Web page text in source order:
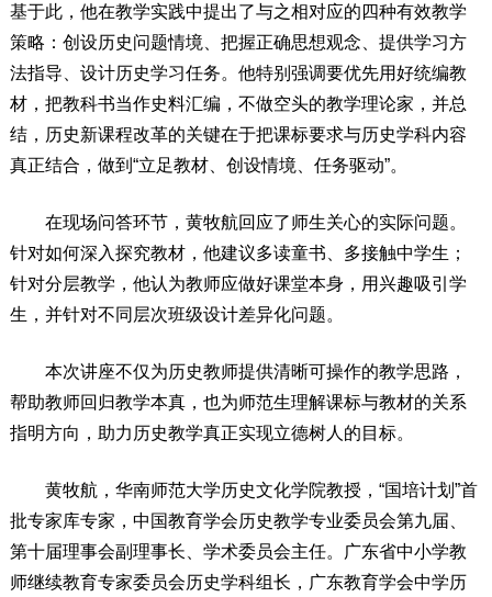
基于此，他在教学实践中提出了与之相对应的四种有效教学
策略：创设历史问题情境、把握正确思想观念、提供学习方
法指导、设计历史学习任务。他特别强调要优先用好统编教
材，把教科书当作史料汇编，不做空头的教学理论家，并总
结，历史新课程改革的关键在于把课标要求与历史学科内容
真正结合，做到“立足教材、创设情境、任务驱动”。
在现场问答环节，黄牧航回应了师生关心的实际问题。
针对如何深入探究教材，他建议多读童书、多接触中学生；
针对分层教学，他认为教师应做好课堂本身，用兴趣吸引学
生，并针对不同层次班级设计差异化问题。
本次讲座不仅为历史教师提供清晰可操作的教学思路，
帮助教师回归教学本真，也为师范生理解课标与教材的关系
指明方向，助力历史教学真正实现立德树人的目标。
黄牧航，华南师范大学历史文化学院教授，“国培计划”首
批专家库专家，中国教育学会历史教学专业委员会第九届、
第十届理事会副理事长、学术委员会主任。广东省中小学教
师继续教育专家委员会历史学科组长，广东教育学会中学历